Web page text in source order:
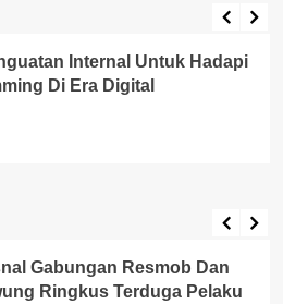
Internal Untuk Hadapi
Di Era Digital
Gabungan Resmob Dan
Ringkus Terduga Pelaku